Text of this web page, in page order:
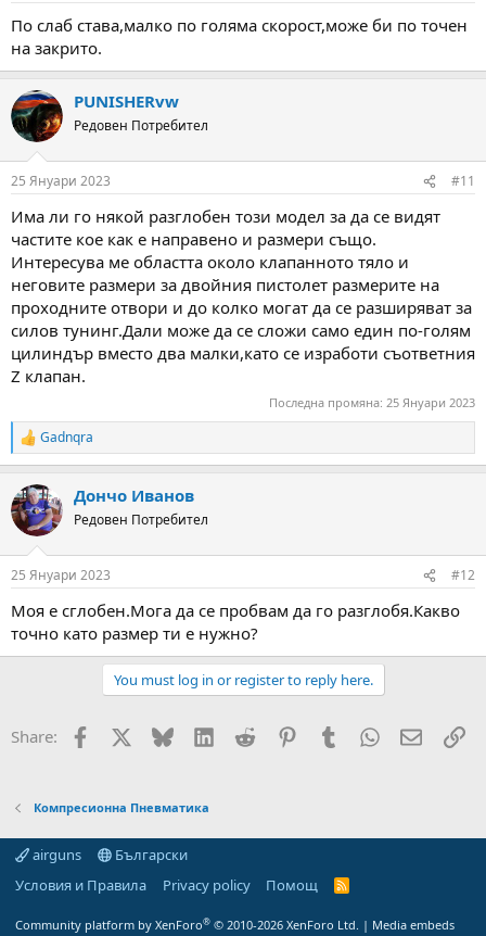
По слаб става,малко по голяма скорост,може би по точен
на закрито.
PUNISHERvw
Редовен Потребител
25 Януари 2023 #11
Има ли го някой разглобен този модел за да се видят
частите кое как е направено и размери също.
Интересува ме областта около клапанното тяло и
неговите размери за двойния пистолет размерите на
проходните отвори и до колко могат да се разширяват за
силов тунинг.Дали може да се сложи само един по-голям
цилиндър вместо два малки,като се изработи съответния
Z клапан.
Последна промяна: 25 Януари 2023
R
e
c
t
i
s
Gadnqra
Дончо Иванов
Редовен Потребител
25 Януари 2023 #12
Моя е сглобен.Мога да се пробвам да го разглобя.Какво
точно като размер ти е нужно?
You must log in or register to reply here.
Share: Facebook Bluesky LinkedInReddit PinterestTumblrWhatsApp
Email
Компресионна Пневматика
airguns
Български
Условия и Правила
Privacy policy Помощ
R
Community platform by XenForo® © 2010-2026 XenForo Ltd. | Media embeds